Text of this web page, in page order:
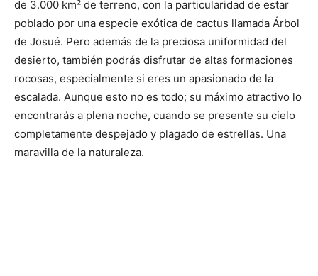
de 3.000 km² de terreno, con la particularidad de estar
poblado por una especie exótica de cactus llamada Árbol
de Josué. Pero además de la preciosa uniformidad del
desierto, también podrás disfrutar de altas formaciones
rocosas, especialmente si eres un apasionado de la
escalada. Aunque esto no es todo; su máximo atractivo lo
encontrarás a plena noche, cuando se presente su cielo
completamente despejado y plagado de estrellas. Una
maravilla de la naturaleza.